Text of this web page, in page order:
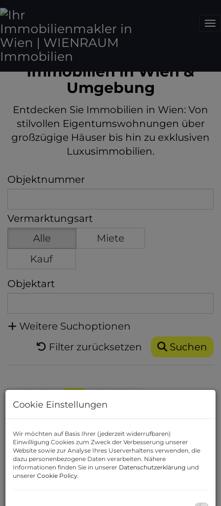
Immobilien in Wien &
Umgebung
Entdecken Sie Immobilien in Wien: Von
stilvollen Eigentums­wohnungen über
großzügige Häuser bis hin zu exklusiven
Luxusimmobilien.
Objektnummer
Vermarktungsart
Alle
Miete
Kauf
Objektart
Weitere Suchoptionen
Filter zurücksetzen
Suchen
2 4
MAISONETTE IM
ARCHITEKTENHAUS | BALKON &
Cookie Einstellungen
Wir möchten auf Basis Ihrer (jederzeit widerrufbaren)
Einwilligung Cookies zum Zweck der Verbesserung unserer
Website sowie zur Analyse Ihres Userverhaltens verwenden, die
dazu personenbezogene Daten verarbeiten. Nähere
Informationen finden Sie in unserer Datenschutzerklärung und
unserer Cookie Policy.